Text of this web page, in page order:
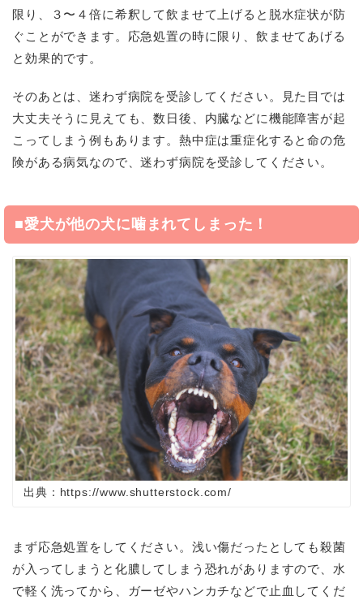
限り、３〜４倍に希釈して飲ませて上げると脱水症状が防
ぐことができます。応急処置の時に限り、飲ませてあげる
と効果的です。
そのあとは、迷わず病院を受診してください。見た目では
大丈夫そうに見えても、数日後、内臓などに機能障害が起
こってしまう例もあります。熱中症は重症化すると命の危
険がある病気なので、迷わず病院を受診してください。
■愛犬が他の犬に噛まれてしまった！
出典：https://www.shutterstock.com/
まず応急処置をしてください。浅い傷だったとしても殺菌
が入ってしまうと化膿してしまう恐れがありますので、水
で軽く洗ってから、ガーゼやハンカチなどで止血してくだ